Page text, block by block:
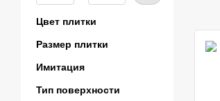
Цвет плитки
Размер плитки
Имитация
Тип поверхности